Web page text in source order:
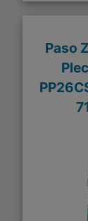
Paso